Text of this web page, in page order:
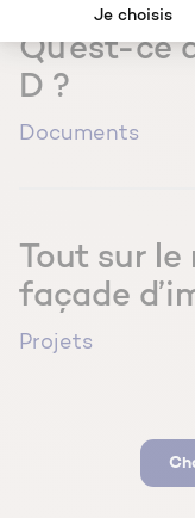
Qu’est-ce
D ?
Documents
Tout sur
façade
Projets